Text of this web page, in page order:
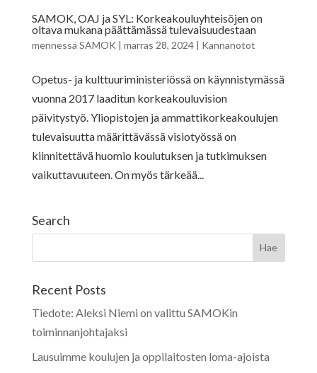
SAMOK, OAJ ja SYL: Korkeakouluyhteisöjen on
oltava mukana päättämässä tulevaisuudestaan
mennessä SAMOK | marras 28, 2024| Kannanotot
Opetus- ja kulttuuriministeriössä on käynnistymässä
vuonna 2017 laaditun korkeakouluvision
päivitystyö. Yliopistojen ja ammattikorkeakoulujen
tulevaisuutta määrittävässä visiotyössä on
kiinnitettävä huomio koulutuksen ja tutkimuksen
vaikuttavuuteen. On myös tärkeää...
Search
Recent Posts
Tiedote: Aleksi Niemi on valittu SAMOKin
toiminnanjohtajaksi
Lausuimme koulujen ja oppilaitosten loma-ajoista